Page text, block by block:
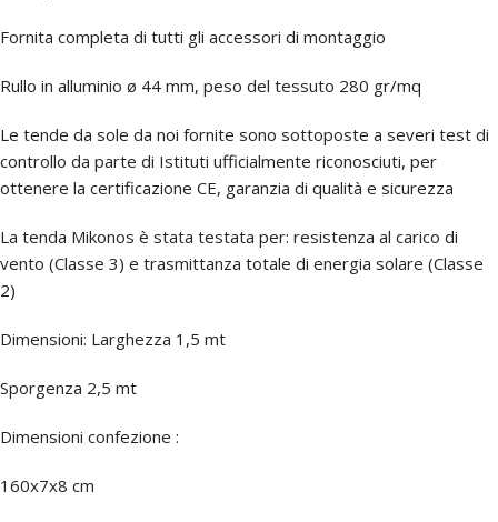
Fornita completa di tutti gli accessori di montaggio
Rullo in alluminio ø 44 mm, peso del tessuto 280 gr/mq
Le tende da sole da noi fornite sono sottoposte a severi test di
controllo da parte di Istituti ufficialmente riconosciuti, per
ottenere la certificazione CE, garanzia di qualità e sicurezza
La tenda Mikonos è stata testata per: resistenza al carico di
vento (Classe 3) e trasmittanza totale di energia solare (Classe
2)
Dimensioni: Larghezza 1,5 mt
Sporgenza 2,5 mt
Dimensioni confezione :
160x7x8 cm